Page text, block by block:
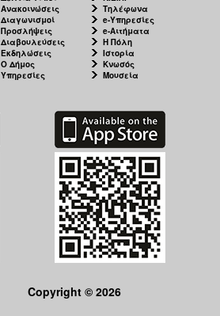
Ανακοινώσεις
Διαγωνισμοί
Προσλήψεις
Διαβουλεύσεις
Εκδηλώσεις
Ο Δήμος
Υπηρεσίες
Τηλέφωνα
e-Υπηρεσίες
e-Αιτήματα
Η Πόλη
Ιστορία
Κνωσός
Μουσεία
Copyright © 2026